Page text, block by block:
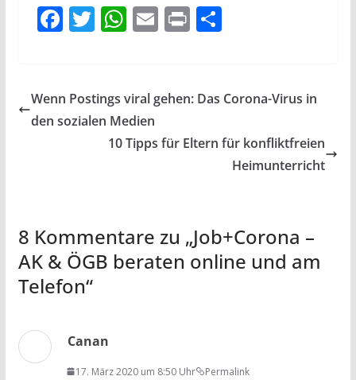
F
b
o
T
er
W
s
A
p
E
l
PrT
n
Wenn Postings viral gehen: Das Corona-Virus in
den sozialen Medien
10 Tipps für Eltern für konfliktfreien
Heimunterricht
8 Kommentare zu „Job+Corona –
AK & ÖGB beraten online und am
Telefon“
Canan
17. März 2020 um 8:50 Uhr Permalink